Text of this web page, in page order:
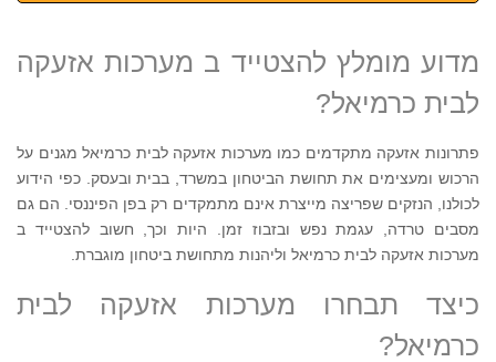
מדוע מומלץ להצטייד ב מערכות אזעקה
לבית כרמיאל?
פתרונות אזעקה מתקדמים כמו מערכות אזעקה לבית כרמיאל מגנים על
הרכוש ומעצימים את תחושת הביטחון במשרד, בבית ובעסק. כפי הידוע
לכולנו, הנזקים שפריצה מייצרת אינם מתמקדים רק בפן הפיננסי. הם גם
מסבים טרדה, עגמת נפש ובזבוז זמן. היות וכך, חשוב להצטייד ב
מערכות אזעקה לבית כרמיאל וליהנות מתחושת ביטחון מוגברת.
כיצד תבחרו מערכות אזעקה לבית
כרמיאל?